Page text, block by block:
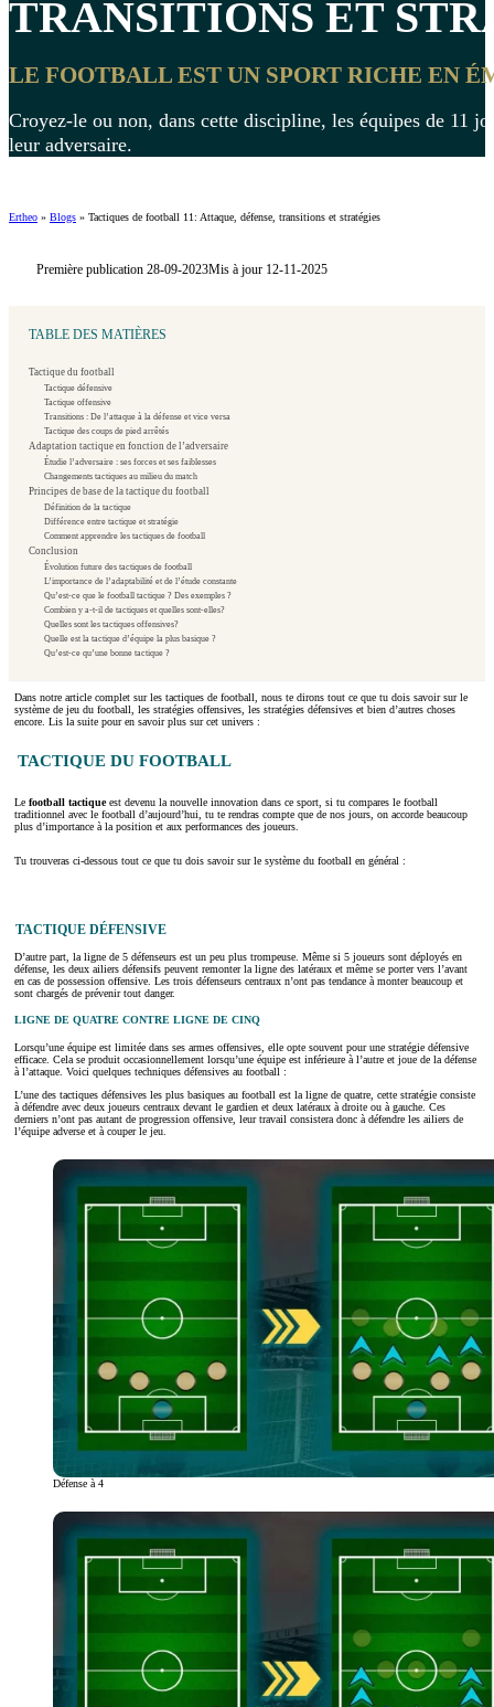
TRANSITIONS ET
LE FOOTBALL EST UN SPORT RICHE EN
Croyez-le ou non, dans cette discipline, les équipes de 11
leur adversaire.
Ertheo » Blogs » Tactiques de football 11: Attaque, défense, transitions et stratégies
Première publication 28-09-2023Mis à jour 12-11-2025
TABLE DES MATIÈRES
Tactique du football
Tactique défensive
Tactique offensive
Transitions : De l’attaque à la défense et vice versa
Tactique des coups de pied arrêtés
Adaptation tactique en fonction de l’adversaire
Étudie l’adversaire : ses forces et ses faiblesses
Changements tactiques au milieu du match
Principes de base de la tactique du football
Définition de la tactique
Différence entre tactique et stratégie
Comment apprendre les tactiques de football
Conclusion
Évolution future des tactiques de football
L’importance de l’adaptabilité et de l’étude constante
Qu’est-ce que le football tactique ? Des exemples ?
Combien y a-t-il de tactiques et quelles sont-elles?
Quelles sont les tactiques offensives?
Quelle est la tactique d’équipe la plus basique ?
Qu’est-ce qu’une bonne tactique ?
Dans notre article complet sur les tactiques de football, nous te dirons tout ce que tu dois savoir sur le
système de jeu du football, les stratégies offensives, les stratégies défensives et bien d’autres choses
encore. Lis la suite pour en savoir plus sur cet univers :
TACTIQUE DU FOOTBALL
Le football tactiqueest devenu la nouvelle innovation dans ce sport, si tu compares le football
traditionnel avec le football d’aujourd’hui, tu te rendras compte que de nos jours, on accorde beaucoup
plus d’importance à la position et aux performances des joueurs.
Tu trouveras ci-dessous tout ce que tu dois savoir sur le système du football en général :
TACTIQUE DÉFENSIVE
D’autre part, la ligne de 5 défenseurs est un peu plus trompeuse. Même si 5 joueurs sont déployés en
défense, les deux ailiers défensifs peuvent remonter la ligne des latéraux et même se porter vers l’avant
en cas de possession offensive. Les trois défenseurs centraux n’ont pas tendance à monter beaucoup et
sont chargés de prévenir tout danger.
LIGNE DE QUATRE CONTRE LIGNE DE CINQ
Lorsqu’une équipe est limitée dans ses armes offensives, elle opte souvent pour une stratégie défensive
efficace. Cela se produit occasionnellement lorsqu’une équipe est inférieure à l’autre et joue de la défense
à l’attaque. Voici quelques techniques défensives au football :
L’une des tactiques défensives les plus basiques au football est la ligne de quatre, cette stratégie consiste
à défendre avec deux joueurs centraux devant le gardien et deux latéraux à droite ou à gauche. Ces
derniers n’ont pas autant de progression offensive, leur travail consistera donc à défendre les ailiers de
l’équipe adverse et à couper le jeu.
Défense à 4